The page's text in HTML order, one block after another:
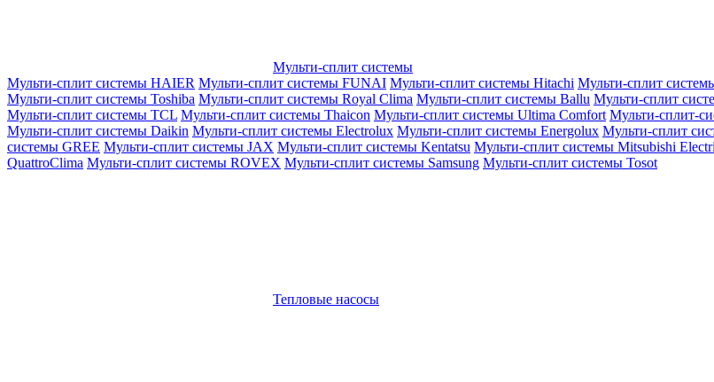
Мульти-сплит системы
Мульти-сплит системы HAIER Мульти-сплит системы FUNAI Мульти-сплит системы Hitachi Мульти-сплит
Мульти-сплит системы Toshiba Мульти-сплит системы Royal Clima Мульти-сплит системы Ballu Мульти-сплит
Мульти-сплит системы TCL Мульти-сплит системы Thaicon Мульти-сплит системы Ultima Comfort Мульти-сплит-
Мульти-сплит системы Daikin Мульти-сплит системы Electrolux Мульти-сплит системы Energolux Мульти-сплит
системы GREE Мульти-сплит системы JAX Мульти-сплит системы Kentatsu Мульти-сплит системы Mitsubishi
QuattroClima Мульти-сплит системы ROVEX Мульти-сплит системы Samsung Мульти-сплит системы Tosot
Тепловые насосы